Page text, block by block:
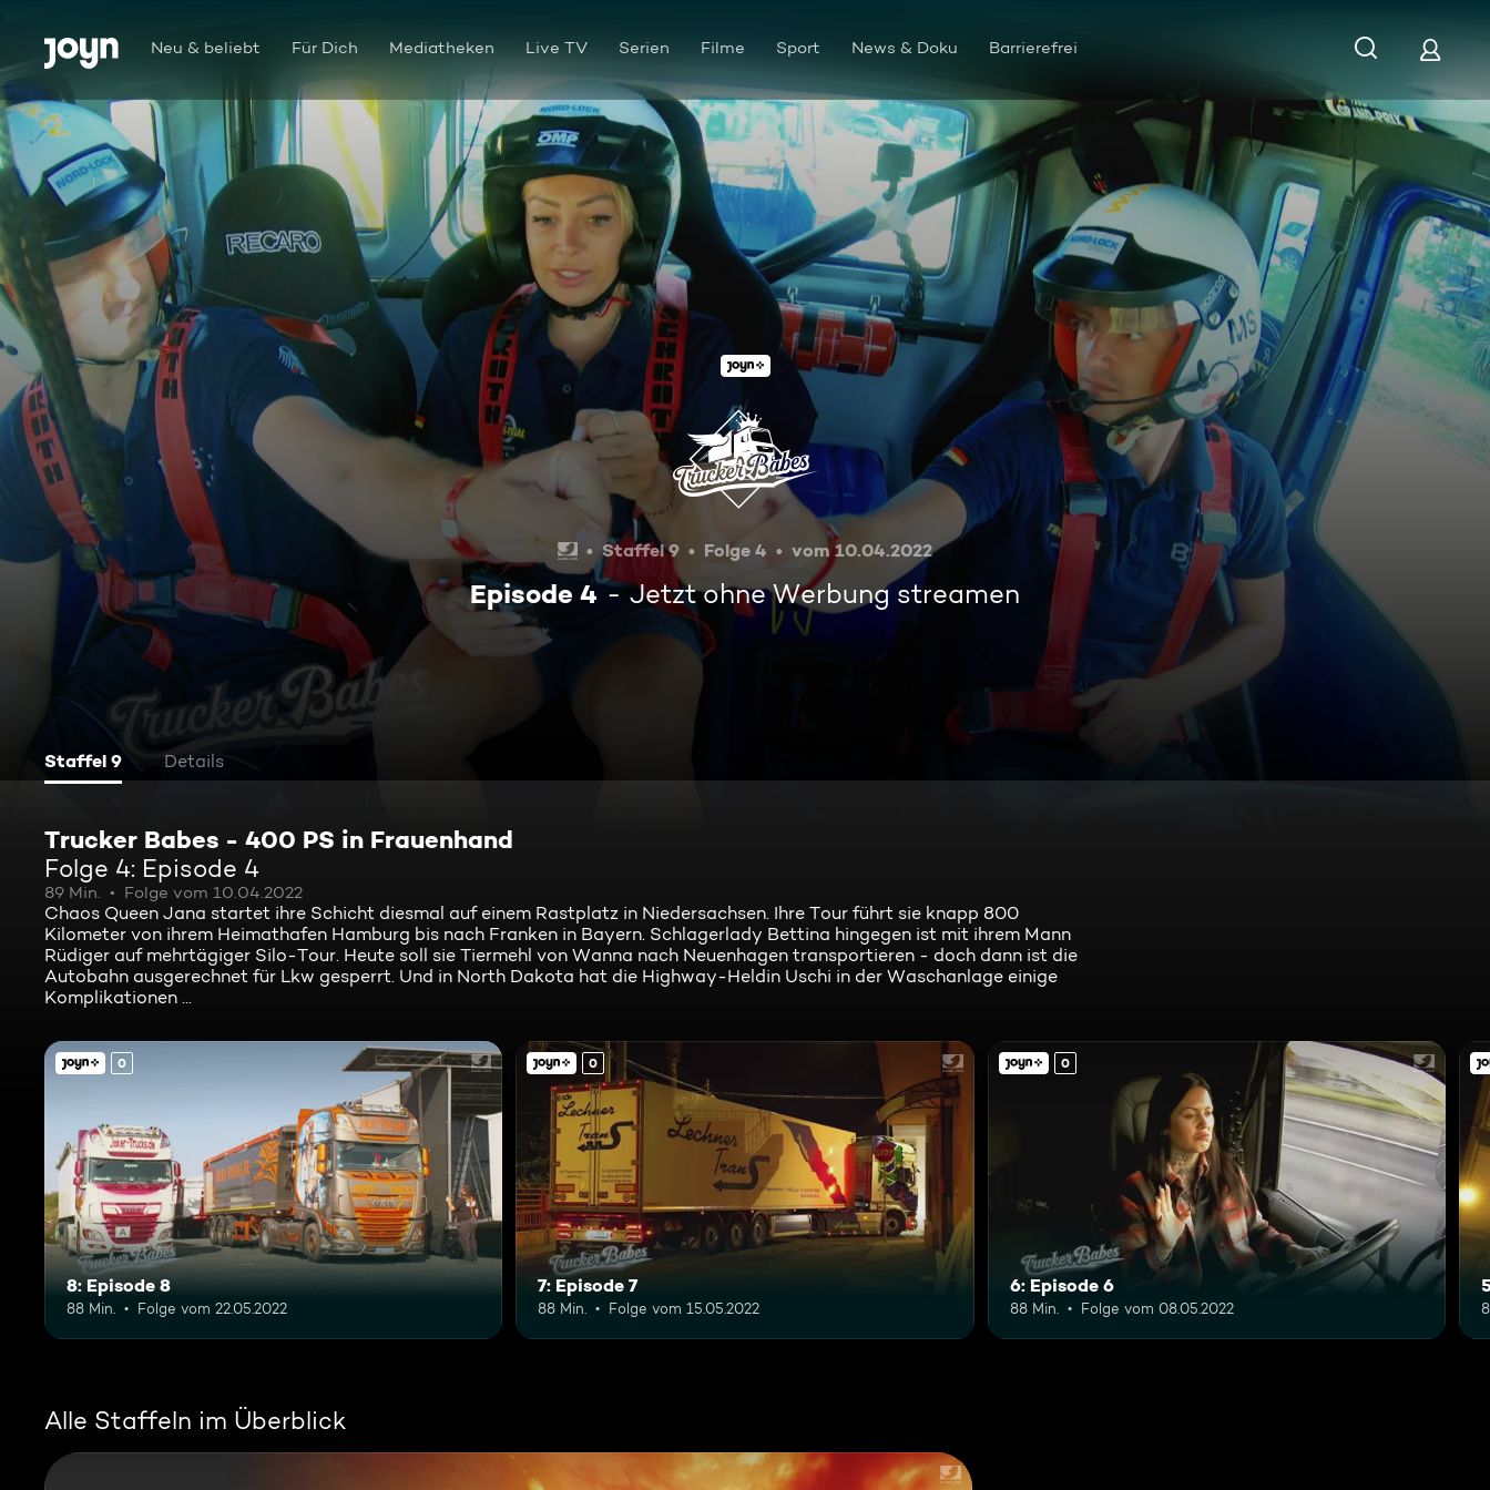
Zum Inhalt springen
Barrierefrei Neu & beliebt Für Dich Mediatheken Live TV Serien Filme Sport News & Doku Barrierefrei
Episode 4
Staffel 9 Folge 4 vom 10.04.2022
Episode 4 Jetzt ohne Werbung streamen
Staffel 9 Details
Trucker Babes - 400 PS in Frauenhand
Folge 4: Episode 4
89 Min. Folge vom 10.04.2022
Chaos Queen Jana startet ihre Schicht diesmal auf einem Rastplatz in Niedersachsen. Ihre Tour führt sie knapp 800
Kilometer von ihrem Heimathafen Hamburg bis nach Franken in Bayern. Schlagerlady Bettina hingegen ist mit ihrem Mann
Rüdiger auf mehrtägiger Silo-Tour. Heute soll sie Tiermehl von Wanna nach Neuenhagen transportieren - doch dann ist die
Autobahn ausgerechnet für Lkw gesperrt. Und in North Dakota hat die Highway-Heldin Uschi in der Waschanlage einige
Komplikationen ...
0
8: Episode 8
88 Min. Folge vom 22.05.2022
0
7: Episode 7
88 Min. Folge vom 15.05.2022
0
6: Episode 6
88 Min. Folge vom 08.05.2022
Alle Staffeln im Überblick